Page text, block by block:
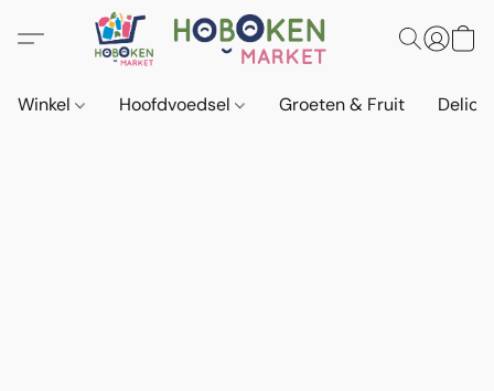
Winkel Hoofdvoedsel Groeten & Fruit